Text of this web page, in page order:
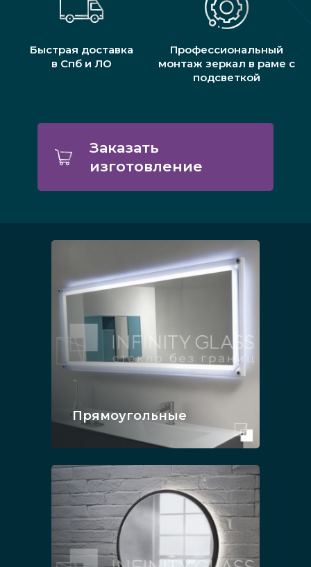
Быстрая доставка
в Спб и ЛО
Профессиональный
монтаж зеркал в раме с
подсветкой
Заказать
изготовление
Прямоугольные